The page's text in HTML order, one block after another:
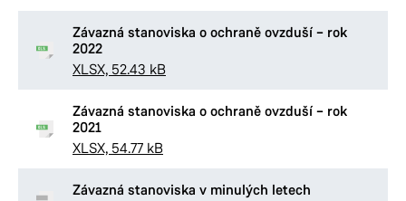
Závazná stanoviska o ochraně ovzduší – rok
2022
XLSX, 52.43 kB
Závazná stanoviska o ochraně ovzduší – rok
2021
XLSX, 54.77 kB
Závazná stanoviska v minulých letech